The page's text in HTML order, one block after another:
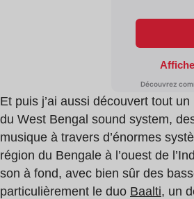
Et puis j’ai aussi découvert tout
du West Bengal sound system,
musique à travers d’énormes
région du Bengale à l’ouest de
son à fond, avec bien sûr des
particulièrement le duo Baalti, un